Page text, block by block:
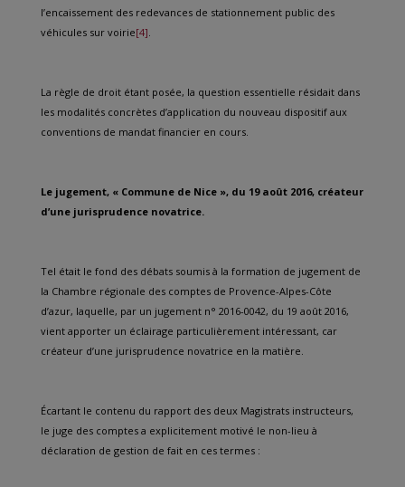
l’encaissement des redevances de stationnement public des
véhicules sur voirie[4].
La règle de droit étant posée, la question essentielle résidait dans
les modalités concrètes d’application du nouveau dispositif aux
conventions de mandat financier en cours.
Le jugement, « Commune de Nice », du 19 août 2016, créateur
d’une jurisprudence novatrice.
Tel était le fond des débats soumis à la formation de jugement de
la Chambre régionale des comptes de Provence-Alpes-Côte
d’azur, laquelle, par un jugement n° 2016-0042, du 19 août 2016,
vient apporter un éclairage particulièrement intéressant, car
créateur d’une jurisprudence novatrice en la matière.
Écartant le contenu du rapport des deux Magistrats instructeurs,
le juge des comptes a explicitement motivé le non-lieu à
déclaration de gestion de fait en ces termes :